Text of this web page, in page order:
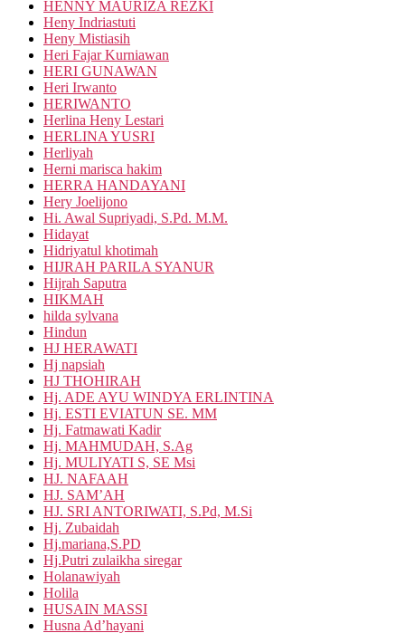
HENNY MAURIZA REZKI
Heny Indriastuti
Heny Mistiasih
Heri Fajar Kurniawan
HERI GUNAWAN
Heri Irwanto
HERIWANTO
Herlina Heny Lestari
HERLINA YUSRI
Herliyah
Herni marisca hakim
HERRA HANDAYANI
Hery Joelijono
Hi. Awal Supriyadi, S.Pd. M.M.
Hidayat
Hidriyatul khotimah
HIJRAH PARILA SYANUR
Hijrah Saputra
HIKMAH
hilda sylvana
Hindun
HJ HERAWATI
Hj napsiah
HJ THOHIRAH
Hj. ADE AYU WINDYA ERLINTINA
Hj. ESTI EVIATUN SE. MM
Hj. Fatmawati Kadir
Hj. MAHMUDAH, S.Ag
Hj. MULIYATI S, SE Msi
HJ. NAFAAH
HJ. SAM’AH
HJ. SRI ANTORIWATI, S.Pd, M.Si
Hj. Zubaidah
Hj.mariana,S.PD
Hj.Putri zulaikha siregar
Holanawiyah
Holila
HUSAIN MASSI
Husna Ad’hayani